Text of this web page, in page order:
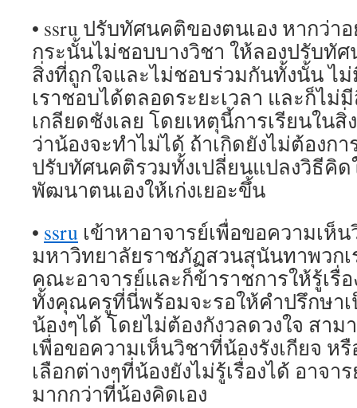
• ssru ปรับทัศนคติของตนเอง หากว่
กระนั้นไม่ชอบบางวิชา ให้ลองปรับทั
สิ่งที่ถูกใจและไม่ชอบร่วมกันทั้งนั้น ไ
เราชอบได้ตลอดระยะเวลา และก็ไม่
เกลียดชังเลย โดยเหตุนี้การเรียนใน
ว่าน้องจะทำไม่ได้ ถ้าเกิดยังไม่ต้องก
ปรับทัศนคติรวมทั้งเปลี่ยนแปลงวิธีคิด
พัฒนาตนเองให้เก่งเยอะขึ้น
• ssru เข้าหาอาจารย์เพื่อขอความเห็
มหาวิทยาลัยราชภัฏสวนสุนันทาพวกเ
คณะอาจารย์และก็ข้าราชการให้รู้เรื่
ทั้งคุณครูที่นี่พร้อมจะรอให้คำปรึกษา
น้องๆได้ โดยไม่ต้องกังวลดวงใจ สาม
เพื่อขอความเห็นวิชาที่น้องรังเกียจ ห
เลือกต่างๆที่น้องยังไม่รู้เรื่องได้ อาจา
มากกว่าที่น้องคิดเอง